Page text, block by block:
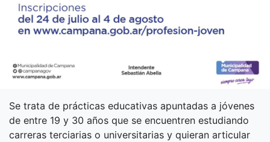
Se trata de prácticas educativas apuntadas a jóvenes
de entre 19 y 30 años que se encuentren estudiando
carreras terciarias o universitarias y quieran articular